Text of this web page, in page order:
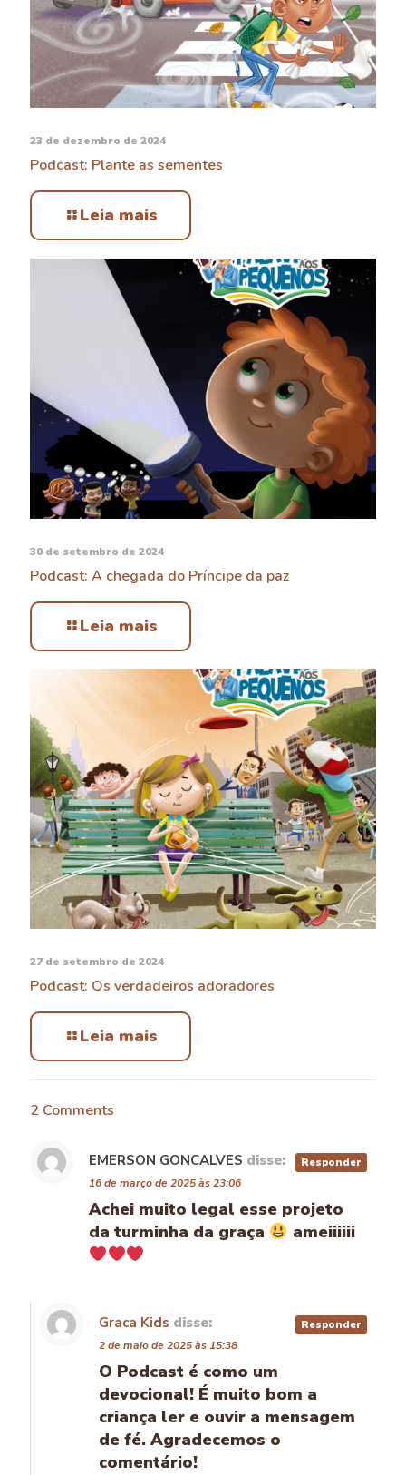
23 de dezembro de 2024
Podcast: Plante as sementes
Leia mais
30 de setembro de 2024
Podcast: A chegada do Príncipe da paz
Leia mais
27 de setembro de 2024
Podcast: Os verdadeiros adoradores
Leia mais
2 Comments
EMERSON GONCALVES disse:
16 de março de 2025 às 23:06
Achei muito legal esse projeto
da turminha da graça
ameiiiiii
Responder
Graca Kids disse:
2 de maio de 2025 às 15:38
O Podcast é como um
devocional! É muito bom a
criança ler e ouvir a mensagem
de fé. Agradecemos o
comentário!
Responder